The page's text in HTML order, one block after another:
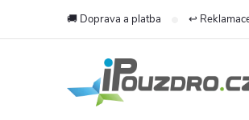
🚚 Doprava a platba ↩️